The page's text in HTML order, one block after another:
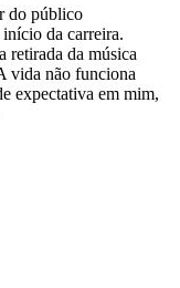
do público
da carreira.
retirada da música
vida não funciona
expectativa em mim,